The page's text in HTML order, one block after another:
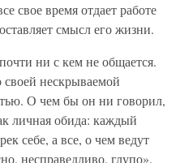
свое время отдает работе
смысл его жизни.
ни с кем не общается.
нескрываемой
О чем бы он ни говорил,
личная обида: каждый
себе, а все, о чем ведут
несправедливо, глупо».